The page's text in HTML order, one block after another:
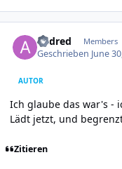
andred Members
Geschrieben June
AUTOR
Ich glaube das war's -
Lädt jetzt, und
Zitieren